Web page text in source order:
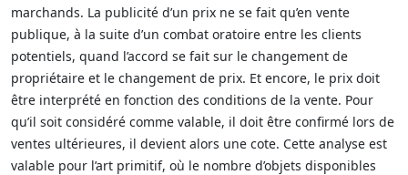
marchands. La publicité d’un prix ne se fait qu’en vente
publique, à la suite d’un combat oratoire entre les clients
potentiels, quand l’accord se fait sur le changement de
propriétaire et le changement de prix. Et encore, le prix doit
être interprété en fonction des conditions de la vente. Pour
qu’il soit considéré comme valable, il doit être confirmé lors de
ventes ultérieures, il devient alors une cote. Cette analyse est
valable pour l’art primitif, où le nombre d’objets disponibles